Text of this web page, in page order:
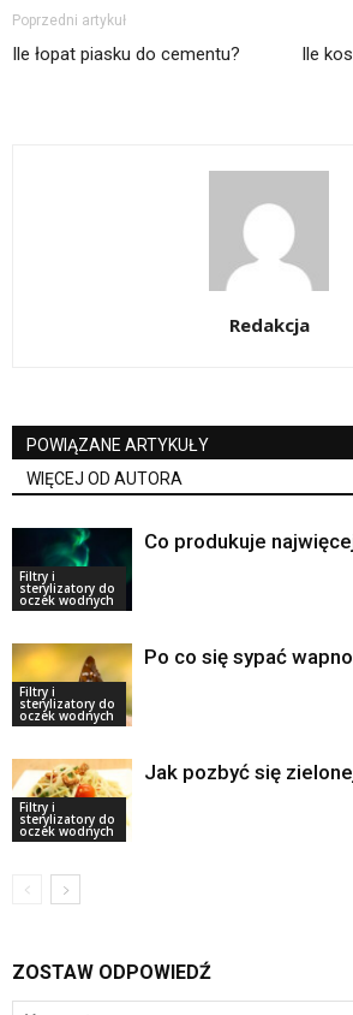
Poprzedni artykuł
Ile łopat piasku do cementu?
Ile
Redakcja
POWIĄZANE ARTYKUŁY
WIĘCEJ OD AUTORA
Filtry i
sterylizatory do
oczek wodnych
Co produkuje
Filtry i
sterylizatory do
oczek wodnych
Po co się sypać
Filtry i
sterylizatory do
oczek wodnych
Jak pozbyć się
ZOSTAW ODPOWIEDŹ